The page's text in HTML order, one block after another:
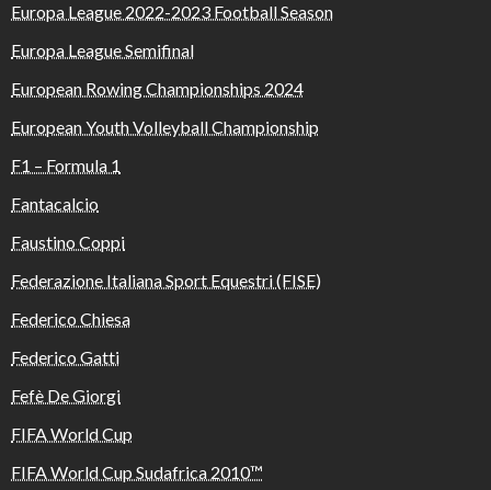
Europa League 2022-2023 Football Season
Europa League Semifinal
European Rowing Championships 2024
European Youth Volleyball Championship
F1 – Formula 1
Fantacalcio
Faustino Coppi
Federazione Italiana Sport Equestri (FISE)
Federico Chiesa
Federico Gatti
Fefè De Giorgi
FIFA World Cup
FIFA World Cup Sudafrica 2010™️